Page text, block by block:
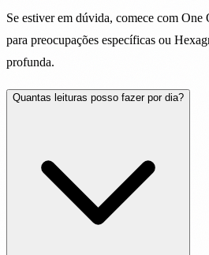
Se estiver em dúvida, comece com One
para preocupações específicas ou
profunda.
Quantas leituras posso fazer por dia?